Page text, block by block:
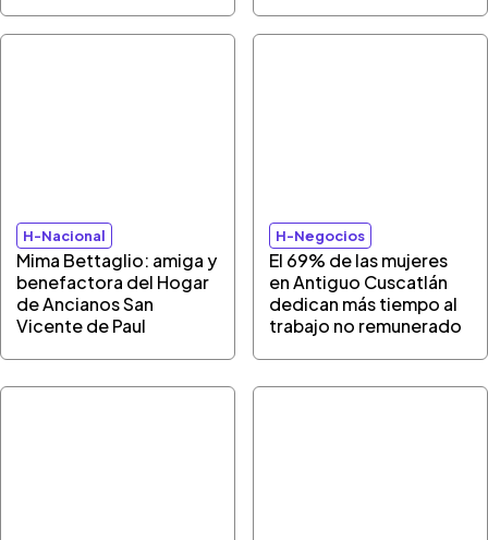
H-Nacional
Mima Bettaglio: amiga y
benefactora del Hogar
de Ancianos San
Vicente de Paul
H-Negocios
El 69% de las mujeres
en Antiguo Cuscatlán
dedican más tiempo al
trabajo no remunerado